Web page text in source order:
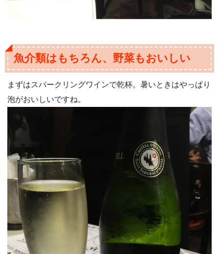
魚介類はもちろん、野菜もおいしい
まずはスパークリングワインで乾杯。暑いときはやっぱり
泡がおいしいですね。